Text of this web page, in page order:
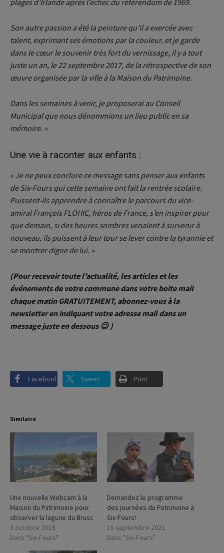
Son autre passion a été la peinture qu’il a exercée avec
talent, exprimant ses émotions par la couleur, et je garde
dans le cœur le souvenir très fort du vernissage, il y a tout
juste un an, le 22 septembre 2017, de la rétrospective de son
œuvre organisée par la ville à la Maison du Patrimoine.
Dans les semaines à venir, je proposerai au Conseil
Municipal que nous dénommions un lieu public en sa
mémoire. »
Une vie à raconter aux enfants :
« Je ne peux conclure ce message sans penser aux enfants
de Six-Fours qui cette semaine ont fait la rentrée scolaire.
Puissent-ils apprendre à connaître le parcours du vice-
amiral François FLOHIC, héros de France, s’en inspirer pour
que demain, si des heures sombres venaient à survenir à
nouveau, ils puissent à leur tour se lever contre la tyrannie et
se montrer digne de lui. »
(Pour recevoir toute l’actualité, les articles et les
événements de votre commune dans votre boite mail
chaque matin GRATUITEMENT, abonnez-vous à la
newsletter en indiquant votre adresse mail dans un
message juste en dessous 😉 )
Facebook Tweet Print
Similaire
Une nouvelle Webcam à la
Maison du Patrimoine pour
observer la lagune du Brusc
3 octobre 2019
Dans "Six-Fours"
Demandez le programme
des journées du Patrimoine à
Six-Fours!
18 septembre 2021
Dans "Six-Fours"